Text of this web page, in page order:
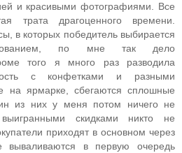
и красивыми фотографиями. Все
трата драгоценного времени.
в которых победитель выбирается
по мне так дело
того я много раз разводила
с конфетками и разными
на ярмарке, сбегаются сплошные
из них у меня потом ничего не
скидками никто не
приходят в основном через
вываливаются в первую очередь